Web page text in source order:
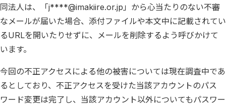
同法人は、「j****@imakiire.or.jp」から心当たりのない不審
なメールが届いた場合、添付ファイルや本文中に記載されてい
るURLを開いたりせずに、メールを削除するよう呼びかけて
います。
今回の不正アクセスによる他の被害については現在調査中であ
るとしており、不正アクセスを受けた当該アカウントのパス
ワード変更は完了し、当該アカウント以外についてもパスワー